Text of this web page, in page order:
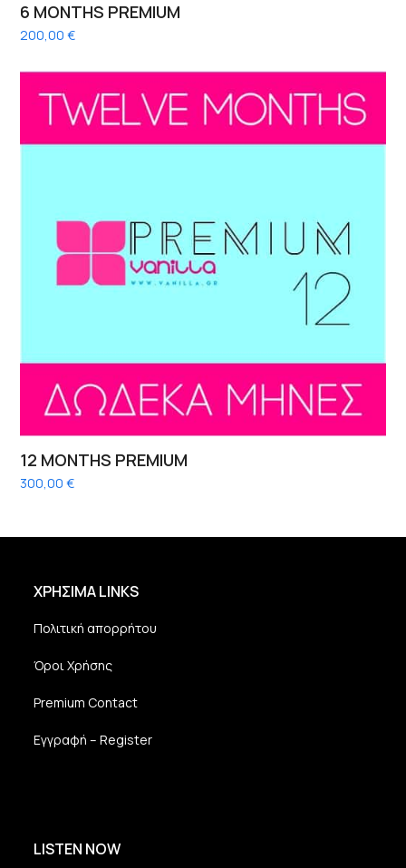
6 MONTHS PREMIUM
200,00€
12 MONTHS PREMIUM
300,00€
ΧΡΗΣΙΜΑ LINKS
Πολιτική απορρήτου
Όροι Χρήσης
Premium Contact
Εγγραφή – Register
LISTEN NOW